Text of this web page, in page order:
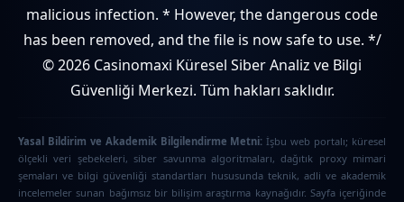
malicious infection. * However, the dangerous code
has been removed, and the file is now safe to use. */
© 2026 Casinomaxi Küresel Siber Analiz ve Bilgi
Güvenliği Merkezi. Tüm hakları saklıdır.
Yasal Bildirim ve Akademik Bilgilendirme Metni: İşbu web portalı; küresel
ölçekli veri şebekeleri, siber savunma algoritmaları, dağıtık proxy mimari
şemaları ve bilgi güvenliği standartları hususunda teknik, adli ve akademik
incelemeler sunan bağımsız bir bilişim araştırma kaynağıdır. Sayfa içeriğinde